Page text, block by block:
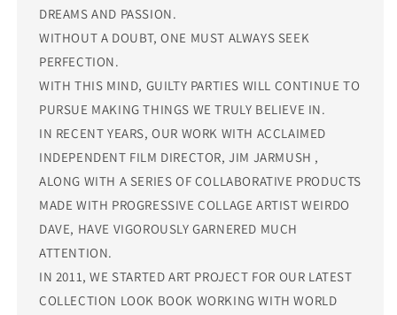
DREAMS AND PASSION.
WITHOUT A DOUBT, ONE MUST ALWAYS SEEK
PERFECTION.
WITH THIS MIND, GUILTY PARTIES WILL CONTINUE TO
PURSUE MAKING THINGS WE TRULY BELIEVE IN.
IN RECENT YEARS, OUR WORK WITH ACCLAIMED
INDEPENDENT FILM DIRECTOR, JIM JARMUSH ,
ALONG WITH A SERIES OF COLLABORATIVE PRODUCTS
MADE WITH PROGRESSIVE COLLAGE ARTIST WEIRDO
DAVE, HAVE VIGOROUSLY GARNERED MUCH
ATTENTION.
IN 2011, WE STARTED ART PROJECT FOR OUR LATEST
COLLECTION LOOK BOOK WORKING WITH WORLD